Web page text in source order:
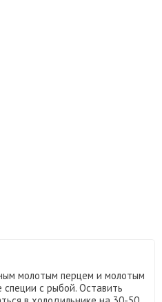
молотым перцем и молотым
с рыбой. Оставить